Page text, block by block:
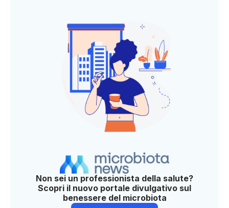
Non sei un professionista della salute?
Scopri il nuovo portale divulgativo sul
benessere del microbiota